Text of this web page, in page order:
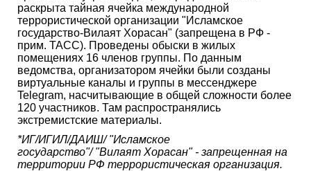
раскрыта тайная ячейка международной
террористической организации "Исламское
государство-Вилаят Хорасан" (запрещена в РФ -
прим. ТАСС). Проведены обыски в жилых
помещениях 16 членов группы. По данным
ведомства, организатором ячейки были созданы
виртуальные каналы и группы в мессенджере
Telegram, насчитывающие в общей сложности более
120 участников. Там распространялись
экстремистские материалы.
*ИГ/ИГИЛ/ДАИШ/ "Исламское
государство"/"Вилаят Хорасан"- запрещенная на
территории РФ террористическая организация.